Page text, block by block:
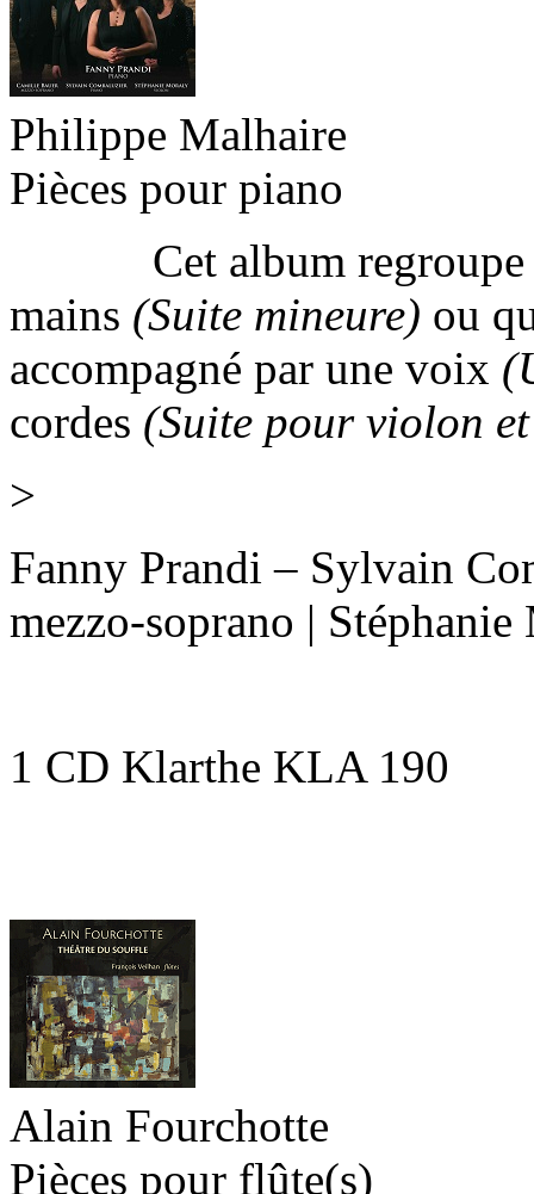
Philippe Malhaire
Pièces pour piano
Cet album regroupe
mains (Suite mineure) ou
accompagné par une voix
cordes (Suite pour violon
>
Fanny Prandi – Sylvain
mezzo-soprano |
1 CD Klarthe KLA 190
Alain Fourchotte
Pièces pour flûte(s)